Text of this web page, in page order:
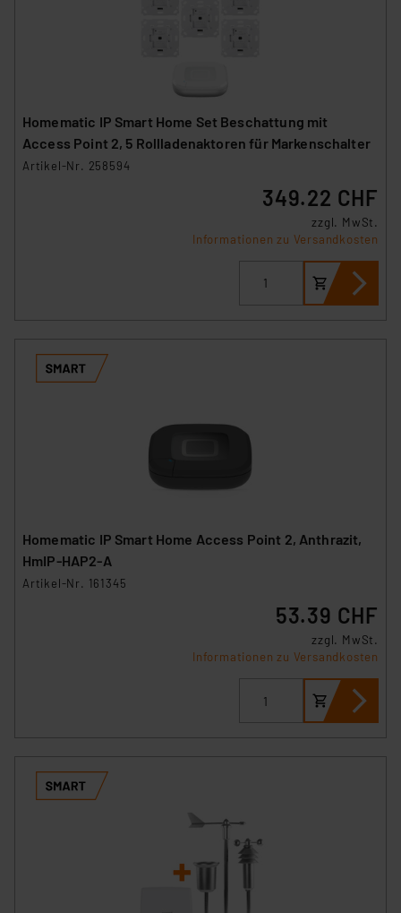
Homematic IP Smart Home Set Beschattung mit
Access Point 2, 5 Rollladenaktoren für Markenschalter
Artikel-Nr. 258594
349.22 CHF
zzgl. MwSt.
Informationen zu Versandkosten
Homematic IP Smart Home Access Point 2, Anthrazit,
HmIP-HAP2-A
Artikel-Nr. 161345
53.39 CHF
zzgl. MwSt.
Informationen zu Versandkosten